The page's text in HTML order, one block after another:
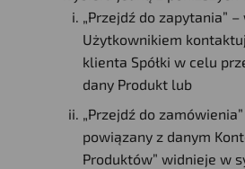
„Przejdź do zapytania”
Użytkownikiem
klienta Spółki w celu
dany Produkt lub
„Przejdź do
powiązany z danym
Produktów” widnieje w